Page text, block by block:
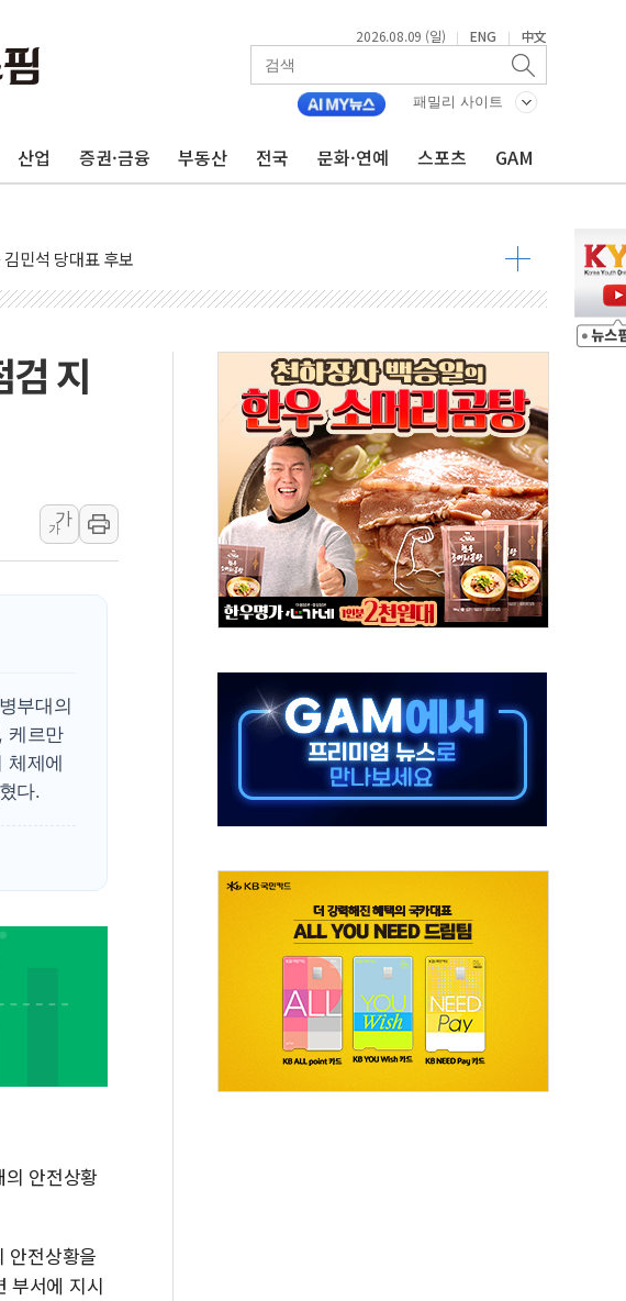
2026.08.09 (일) | ENG | 中文
패밀리 사이트
산업 증권·금융 부동산 전국 문화·연예 스포츠 GAM
예산 40억 긴급 투입…고수온 양식장 복구·지원 '총력'
'호우특보'-포항 '산사태 주의보'...경북도, 호우 피해·통제구간 없어
설회 나선 송영길·정청래·김민석 당대표 후보
, 제주·인천 경선 결과 발표...김민석 47.75% 정청래 42.08%
, 인천 경선 결과 발표...김민석 45.09% 정청래 43.27% 송영길 11.63%
주요 금융일정(8.10~8.14)
출구전략 만지작…공습 한계·탄약 부족 현실화
·삼척 시간당 최대 50㎜ 폭우…강원 동해안 강한 비 이어져
거하다 참변…60대 환경미화원 수거차에 치여 사망
구 주택가서 흉기 난동…60대 남성 2명 숨져
"결혼 때문에 손해 보는 일 없게"…'결혼 페널티' 22개 과제 손본다
도 인근 해상서 모터보트 전복…1명 사망·1명 실종
안부' 피해자 기림의 날 참석..."국제적 시민 연대로 목소리 내야"
도 갯벌서 해루질 중 실종 60대 나흘만에 숨진 채 발견
낸 김민석에 '뻔뻔' 받아친 정청래…제주 연설서 신경전 고조
검 지
가
가
부대의
케르만
체제에
다.
안전상황
안전상황을
부서에 지시